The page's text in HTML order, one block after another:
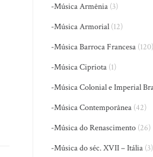
-Música Armênia (3)
-Música Armorial (12)
-Música Barroca Francesa (120)
-Música Cipriota (1)
-Música Colonial e Imperial
-Música Contemporânea (42)
-Música do Renascimento (26)
-Música do séc. XVII – Itália (3)